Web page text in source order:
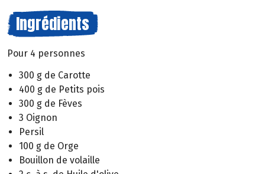
Ingrédients
Pour 4 personnes
300 g de Carotte
400 g de Petits pois
300 g de Fèves
3 Oignon
Persil
100 g de Orge
Bouillon de volaille